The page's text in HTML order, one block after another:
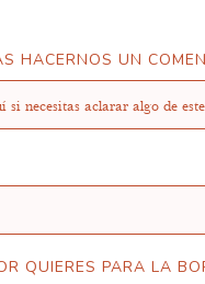
HACERNOS UN
QUIERES PARA LA